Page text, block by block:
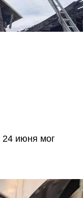
июня мог